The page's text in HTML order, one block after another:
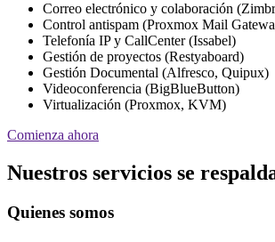
Correo electrónico y colaboración
Control antispam (Proxmox Mail
Telefonía IP y CallCenter (Issabel)
Gestión de proyectos (Restyaboard)
Gestión Documental (Alfresco, Quipux)
Videoconferencia (BigBlueButton)
Virtualización (Proxmox, KVM)
Comienza ahora
Nuestros servicios se
Quienes somos